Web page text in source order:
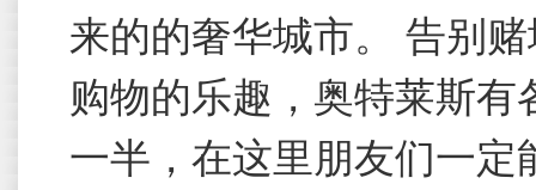
来的的奢华城市。 告别
购物的乐趣，奥特莱斯
一半，在这里朋友们一